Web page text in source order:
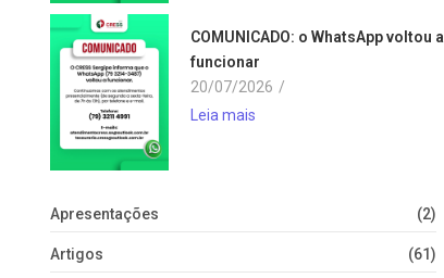
COMUNICADO: o WhatsApp voltou a
funcionar
20/07/2026 /
Leia mais
Apresentações (2)
Artigos (61)